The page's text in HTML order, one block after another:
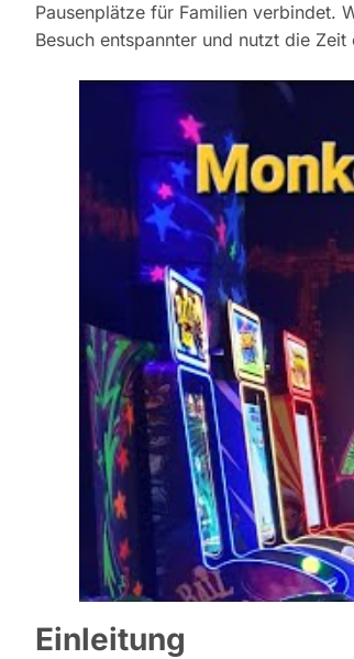
Pausenplätze für Familien verbindet.
Besuch entspannter und nutzt die Zeit
Einleitung